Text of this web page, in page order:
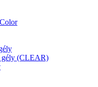
gély (CLEAR)